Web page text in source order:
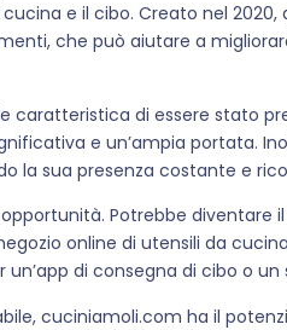
e il cibo. Creato nel 2020,
che può aiutare a
di essere stato
e un’ampia portata.
la sua presenza costante e
Potrebbe diventare
online di utensili da
di consegna di cibo o
cuciniamoli.com ha il